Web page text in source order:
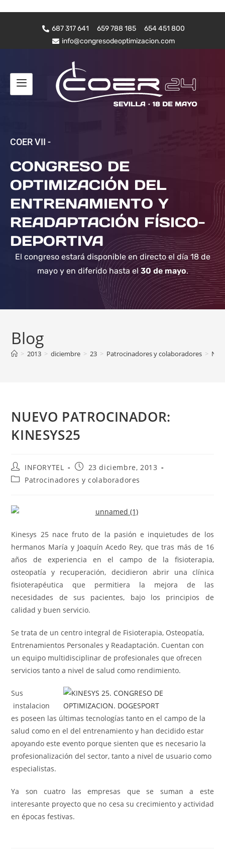
687 317 641 659 788 185
654 451 800
info@congresodeoptimizacion.com
COER VII -
CONGRESO DE
OPTIMIZACIÓN DEL
ENTRENAMIENTO Y
READAPTACIÓN FÍSICO-
DEPORTIVA
El congreso estará disponible en directo el día 18 de
mayo y en diferido hasta el30 de mayo.
Blog
> 2013 > diciembre > 23 > Patrocinadores y colaboradores >
NUEVO PATROCINADOR:
KINESYS25
INFORYTEL
23 diciembre, 2013
Patrocinadores y colaboradores
Kinesys 25 nace fruto de la pasión e inquietudes de los
hermanos María y Joaquín Acedo Rey, que tras más de 16
años de experiencia en el campo de la fisioterapia,
osteopatía y recuperación, decidieron abrir una clínica
fisioterapéutica que permitiera la mejora de las
necesidades de sus pacientes, bajo los principios de
calidad y buen servicio.
Se trata de un centro integral de Fisioterapia, Osteopatía,
Entrenamientos Personales y Readaptación. Cuentan con
un equipo multidisciplinar de profesionales que ofrecen
servicios tanto a nivel de salud como rendimiento.
Sus
instalacion
es poseen las últimas tecnologías tanto en el campo de la
salud como en el del entrenamiento y han decidido estar
apoyando este evento porque sienten que es necesario la
profesionalización del sector, tanto a nivel de usuario como
especialistas.
Ya son cuatro las empresas que se suman a este
interesante proyecto que no cesa su crecimiento y actividad
en épocas festivas.